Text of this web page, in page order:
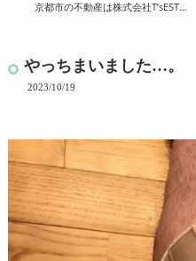
京都市の不動産は株式会社T’sESTATE京都
やっちまいました…。
2023/10/19